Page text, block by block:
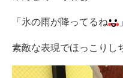
「氷の雨が降ってるね
素敵な表現でほっこりし